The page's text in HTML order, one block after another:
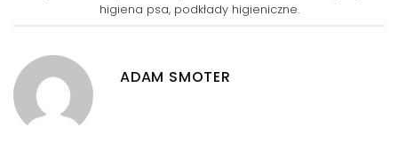
higiena psa, podkłady higieniczne.
ADAM SMOTER